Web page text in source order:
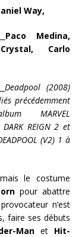
Way,
Paco Medina,
Carlo
:Deadpool (2008)
précédemment
MARVEL
DARK REIGN 2 et
(V2) 1 à
le costume
pour abattre
n’est
faire ses débuts
Manet Hit-